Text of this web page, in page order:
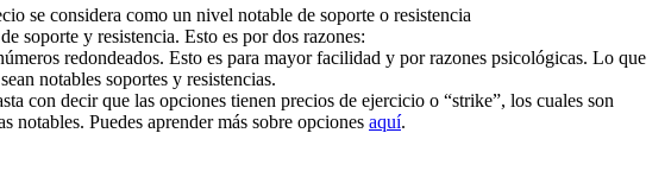
se considera como un nivel notable de soporte o resistencia
soporte y resistencia. Esto es por dos razones:
redondeados. Esto es para mayor facilidad y por razones psicológicas. Lo que
notables soportes y resistencias.
con decir que las opciones tienen precios de ejercicio o “strike”, los cuales son
notables. Puedes aprender más sobre opciones aquí.